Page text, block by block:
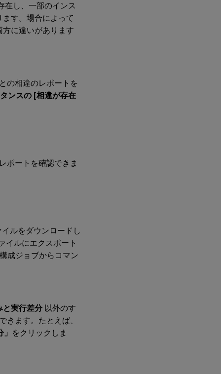
在し、一部のインス
す。場合によって
方に違いがあります
の相違のレポートを
ンスの [相違が存在
ポートを確認できま
ルをダウンロードし
イルにエクスポート
成ジョブからコマン
と実行差分 以外のす
きます。たとえば、
」 をクリックしま